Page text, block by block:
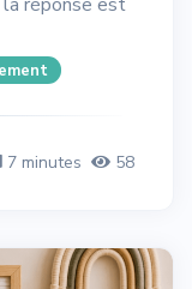
7 minutes 58